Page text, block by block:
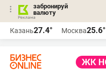
забронируй
валюту
Казань27.4° Москва25.6°